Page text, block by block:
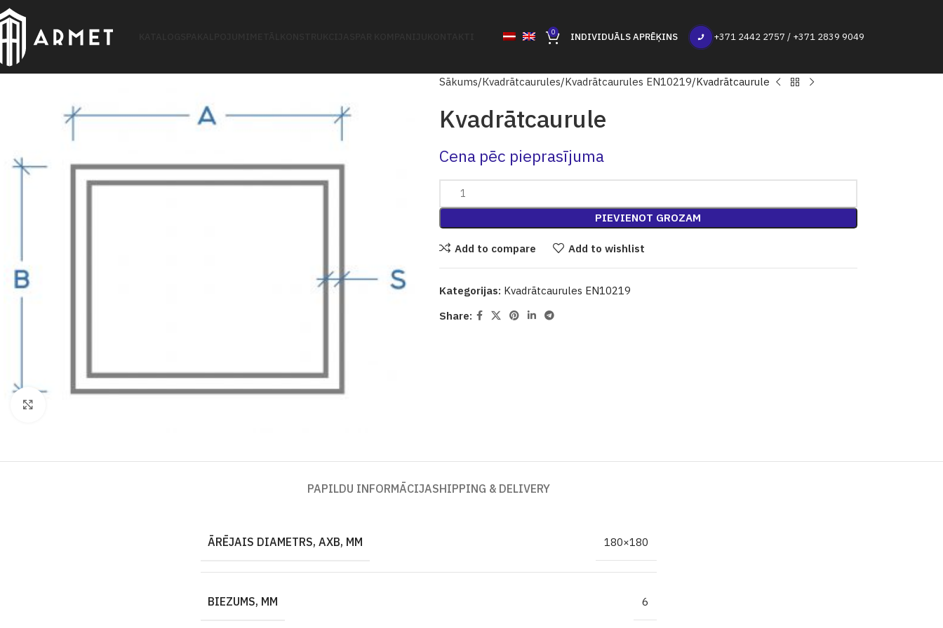
0 INDIVIDUĀLS APRĒĶINS +371 2442 2757 / +371 2839 9049
Sākums Кvadrātcaurules Kvadrātcaurules EN10219 Kvadrātcaurule
Kvadrātcaurule
Cena pēc pieprasījuma
PIEVIENOT GROZAM
Add to compare Add to wishlist
Kategorijas: Kvadrātcaurules EN10219
Share:
PAPILDU INFORMĀCIJASHIPPING & DELIVERY
ĀRĒJAIS DIAMETRS, AXB, MM 180×180
BIEZUMS, MM 6